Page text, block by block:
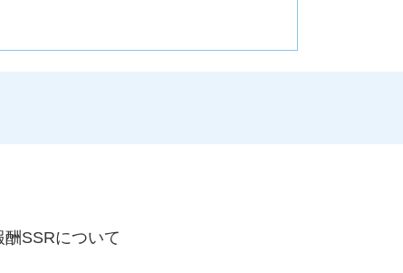
酬SSRについて